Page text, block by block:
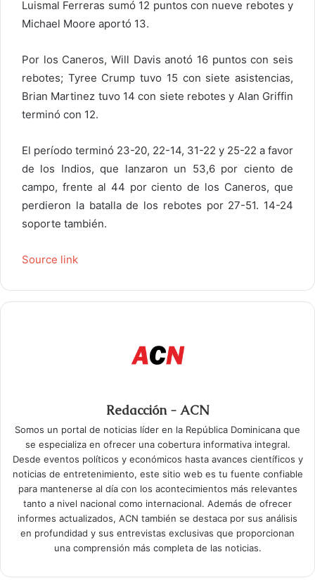
Luismal Ferreras sumó 12 puntos con nueve rebotes y
Michael Moore aportó 13.
Por los Caneros, Will Davis anotó 16 puntos con seis
rebotes; Tyree Crump tuvo 15 con siete asistencias,
Brian Martinez tuvo 14 con siete rebotes y Alan Griffin
terminó con 12.
El período terminó 23-20, 22-14, 31-22 y 25-22 a favor
de los Indios, que lanzaron un 53,6 por ciento de
campo, frente al 44 por ciento de los Caneros, que
perdieron la batalla de los rebotes por 27-51. 14-24
soporte también.
Source link
Redacción - ACN
Somos un portal de noticias líder en la República Dominicana que
se especializa en ofrecer una cobertura informativa integral.
Desde eventos políticos y económicos hasta avances científicos y
noticias de entretenimiento, este sitio web es tu fuente confiable
para mantenerse al día con los acontecimientos más relevantes
tanto a nivel nacional como internacional. Además de ofrecer
informes actualizados, ACN también se destaca por sus análisis
en profundidad y sus entrevistas exclusivas que proporcionan
una comprensión más completa de las noticias.